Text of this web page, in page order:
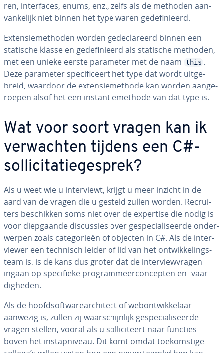
ren, in­ter­fa­ces, enums, enz., zelfs als de methoden aan­
van­ke­lijk niet binnen het type waren ge­de­fi­ni­eerd.
Ex­ten­sie­me­tho­den worden ge­de­cla­reerd binnen een
statische klasse en ge­de­fi­ni­eerd als statische methoden,
met een unieke eerste parameter met de naam this .
Deze parameter spe­ci­fi­ceert het type dat wordt uit­ge­
breid, waardoor de ex­ten­sie­me­tho­de kan worden aan­ge­
roe­pen alsof het een in­stan­tie­me­tho­de van dat type is.
Wat voor soort vragen kan ik
ver­wach­ten tijdens een C#-
sol­li­ci­ta­tie­ge­sprek?
Als u weet wie u in­ter­viewt, krijgt u meer inzicht in de
aard van de vragen die u gesteld zullen worden. Re­crui­
ters be­schik­ken soms niet over de expertise die nodig is
voor diep­gaan­de dis­cus­sies over ge­spe­ci­a­li­seer­de on­der­
wer­pen zoals ca­te­go­rie­ën of objecten in C#. Als de in­ter­
vie­wer een technisch leider of lid van het ont­wik­ke­lings­
team is, is de kans dus groter dat de in­ter­vie­w­vra­gen
ingaan op spe­ci­fie­ke pro­gram­meer­con­cep­ten en -vaar­
dig­he­den.
Als de hoofd­soft­w­are­ar­chi­tect of we­bont­wik­ke­laar
aanwezig is, zullen zij waar­schijn­lijk ge­spe­ci­a­li­seer­de
vragen stellen, vooral als u sol­li­ci­teert naar functies
boven het in­stap­ni­veau. Dit komt omdat toe­kom­sti­ge